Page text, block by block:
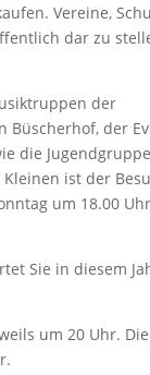
Vereine,
dar zu
der
Büscherhof, der
die
ist der
um 18.00 Uhr
Sie in diesem
um 20 Uhr. Die